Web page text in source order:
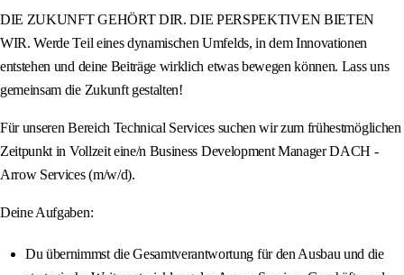
DIE ZUKUNFT GEHÖRT DIR. DIE PERSPEKTIVEN BIETEN
WIR. Werde Teil eines dynamischen Umfelds, in dem Innovationen
entstehen und deine Beiträge wirklich etwas bewegen können. Lass uns
gemeinsam die Zukunft gestalten!
Für unseren Bereich Technical Services suchen wir zum frühestmöglichen
Zeitpunkt in Vollzeit eine/n Business Development Manager DACH -
Arrow Services (m/w/d).
Deine Aufgaben:
Du übernimmst die Gesamtverantwortung für den Ausbau und die